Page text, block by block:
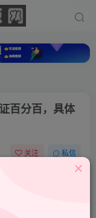
百分百，具体
关注 私信
具体自测